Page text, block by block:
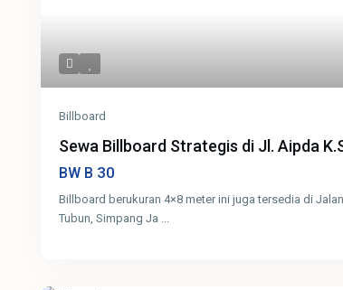
Billboard
Sewa Billboard Strategis di Jl. Aipda
BW B 30
Billboard berukuran 4×8 meter ini juga tersedia di
Tubun, Simpang Ja ...